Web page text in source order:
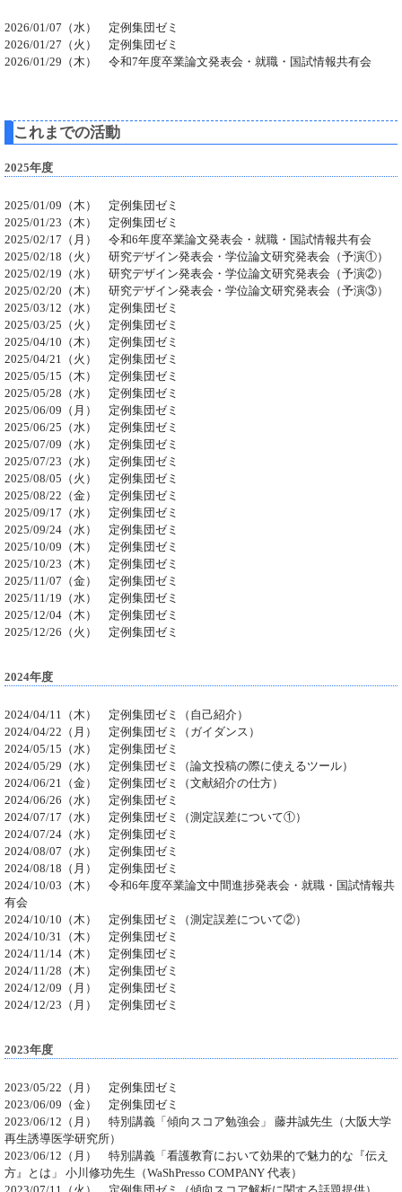
2026/01/07（水） 定例集団ゼミ
2026/01/27（火） 定例集団ゼミ
2026/01/29（木） 令和7年度卒業論文発表会・就職・国試情報共有会
これまでの活動
2025年度
2025/01/09（木） 定例集団ゼミ
2025/01/23（木） 定例集団ゼミ
2025/02/17（月） 令和6年度卒業論文発表会・就職・国試情報共有会
2025/02/18（火） 研究デザイン発表会・学位論文研究発表会（予演①）
2025/02/19（水） 研究デザイン発表会・学位論文研究発表会（予演②）
2025/02/20（木） 研究デザイン発表会・学位論文研究発表会（予演③）
2025/03/12（水） 定例集団ゼミ
2025/03/25（火） 定例集団ゼミ
2025/04/10（木） 定例集団ゼミ
2025/04/21（火） 定例集団ゼミ
2025/05/15（木） 定例集団ゼミ
2025/05/28（水） 定例集団ゼミ
2025/06/09（月） 定例集団ゼミ
2025/06/25（水） 定例集団ゼミ
2025/07/09（水） 定例集団ゼミ
2025/07/23（水） 定例集団ゼミ
2025/08/05（火） 定例集団ゼミ
2025/08/22（金） 定例集団ゼミ
2025/09/17（水） 定例集団ゼミ
2025/09/24（水） 定例集団ゼミ
2025/10/09（木） 定例集団ゼミ
2025/10/23（木） 定例集団ゼミ
2025/11/07（金） 定例集団ゼミ
2025/11/19（水） 定例集団ゼミ
2025/12/04（木） 定例集団ゼミ
2025/12/26（火） 定例集団ゼミ
2024年度
2024/04/11（木） 定例集団ゼミ（自己紹介）
2024/04/22（月） 定例集団ゼミ（ガイダンス）
2024/05/15（水） 定例集団ゼミ
2024/05/29（水） 定例集団ゼミ（論文投稿の際に使えるツール）
2024/06/21（金） 定例集団ゼミ（文献紹介の仕方）
2024/06/26（水） 定例集団ゼミ
2024/07/17（水） 定例集団ゼミ（測定誤差について①）
2024/07/24（水） 定例集団ゼミ
2024/08/07（水） 定例集団ゼミ
2024/08/18（月） 定例集団ゼミ
2024/10/03（木） 令和6年度卒業論文中間進捗発表会・就職・国試情報共
有会
2024/10/10（木） 定例集団ゼミ（測定誤差について②）
2024/10/31（木） 定例集団ゼミ
2024/11/14（木） 定例集団ゼミ
2024/11/28（木） 定例集団ゼミ
2024/12/09（月） 定例集団ゼミ
2024/12/23（月） 定例集団ゼミ
2023年度
2023/05/22（月） 定例集団ゼミ
2023/06/09（金） 定例集団ゼミ
2023/06/12（月） 特別講義「傾向スコア勉強会」 藤井誠先生（大阪大学
再生誘導医学研究所）
2023/06/12（月） 特別講義「看護教育において効果的で魅力的な『伝え
方』とは」 小川修功先生（WaShPresso COMPANY 代表）
2023/07/11（火） 定例集団ゼミ（傾向スコア解析に関する話題提供）